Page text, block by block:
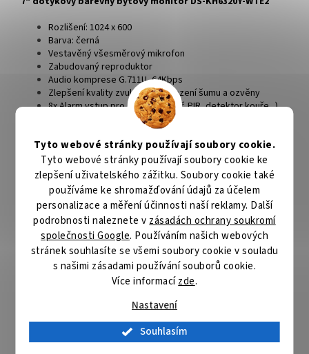
Tyto webové stránky používají soubory cookie.
Tyto webové stránky používají soubory cookie ke
zlepšení uživatelského zážitku. Soubory cookie také
používáme ke shromažďování údajů za účelem
personalizace a měření účinnosti naší reklamy. Další
podrobnosti naleznete v zásadách ochrany soukromí
společnosti Google. Používáním našich webových
stránek souhlasíte se všemi soubory cookie v souladu
s našimi zásadami používání souborů cookie.
Více informacízde.
Nastavení
Souhlasím
Rozlišení: 1024 x 600
Barva: černá
Vestavěný všesměrový mikrofon
Zabudovaný reproduktor
Audio komprese G.711U, 64Kbps
Zlepšení kvality zvuku díky omezení šumu a ozvěny
8x Alarm vstup pro senzory (např. PIR, detektor kouře...)
Slot na microSD kartu max. 128GB
Napájení 24 VDC spotřeba <4W
Pracovní teplota -10°C +55°C, pracovní vlhkost: 0%-90%
Rozměry: 200 x 140 x 24mm
Dveřní stanice DS-KD8003Y-IME2 s rámečkem pro
povrchovou montáž DS-KD-ACW1
2MP HD barevná kamera, 180°Fish eye s IR přisvětlením
Zorné pole: horizontal 146°, vertical 82°
Rozlišení: 1920x1080 (Sub Stream: 720 × 480), video
komprese: H264
Technologie: BLC, DNR, WDR, pohybová detekce
Audio IN: vestavěný Omnidirectional mikrofon
Audio OUT: vestavěný reproduktor (více než 80dB při
20cm)
Audio komprese G.711 U, 64Kbps